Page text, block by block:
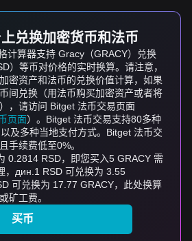
兑换加密货币和法币
计算器支持 Gracy（GRACY）兑换
）等币对价格的实时换算。请注意，
密资产和法币的兑换价值计算，如果
间兑换（用法币购买加密资产或者将
，请访问 Bitget 法币交易页面
页面）。Bitget 法币交易支持80多种
及多种当地支付方式。Bitget 法币交
手续费低至0%。
0.2814 RSD，即您买入5 GRACY 需
，дин.1 RSD 可兑换为 3.55
可兑换为 17.77 GRACY，此处换算
矿工费。
买币